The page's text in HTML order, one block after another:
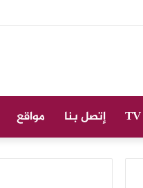
إتصل بنا مواقع